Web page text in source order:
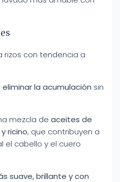
rizos con tendencia a
eliminar la acumulación sin
mezcla de aceites de
ricino, que contribuyen a
el cabello y el cuero
suave, brillante y con